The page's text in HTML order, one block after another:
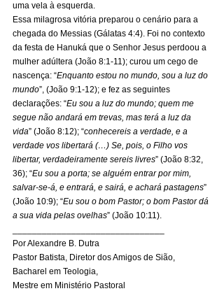
uma vela à esquerda.
Essa milagrosa vitória preparou o cenário para a
chegada do Messias (Gálatas 4:4). Foi no contexto
da festa de Hanuká que o Senhor Jesus perdoou a
mulher adúltera (João 8:1-11); curou um cego de
nascença: “Enquanto estou no mundo, sou a luz do
mundo”, (João 9:1-12); e fez as seguintes
declarações: “Eu sou a luz do mundo; quem me
segue não andará em trevas, mas terá a luz da
vida” (João 8:12); “conhecereis a verdade, e a
verdade vos libertará (…) Se, pois, o Filho vos
libertar, verdadeiramente sereis livres” (João 8:32,
36); “Eu sou a porta; se alguém entrar por mim,
salvar-se-á, e entrará, e sairá, e achará pastagens”
(João 10:9); “Eu sou o bom Pastor; o bom Pastor dá
a sua vida pelas ovelhas” (João 10:11).
Por Alexandre B. Dutra
Pastor Batista, Diretor dos Amigos de Sião,
Bacharel em Teologia,
Mestre em Ministério Pastoral